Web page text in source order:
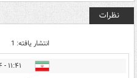
نظرات
انتشار یافته: 1
۱۱:۴۱ - ۱۳۹۸/۰۵/۰۴